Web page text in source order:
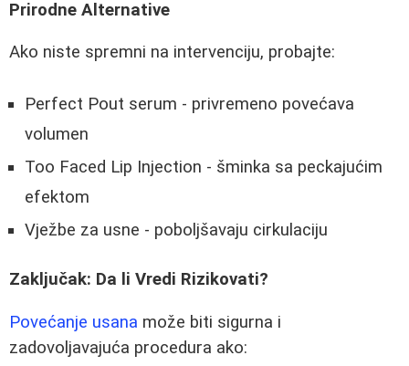
Prirodne Alternative
Ako niste spremni na intervenciju, probajte:
Perfect Pout serum - privremeno povećava
volumen
Too Faced Lip Injection - šminka sa peckajućim
efektom
Vježbe za usne - poboljšavaju cirkulaciju
Zaključak: Da li Vredi Rizikovati?
Povećanje usana može biti sigurna i
zadovoljavajuća procedura ako: